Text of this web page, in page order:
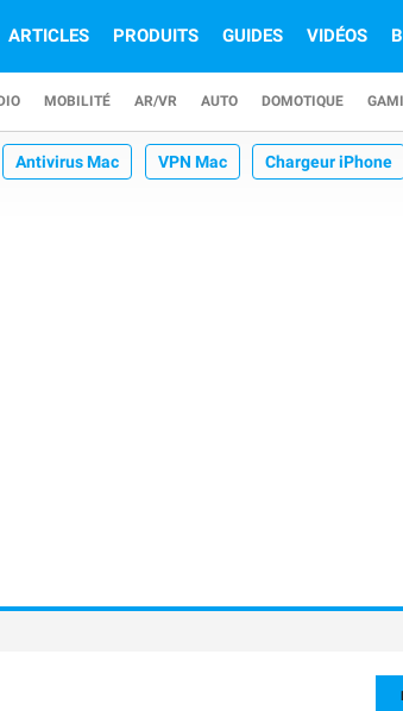
ARTICLES PRODUITS GUIDES VIDÉOS
MOBILITÉ AR/VR AUTO DOMOTIQUE
Antivirus Mac VPN Mac Chargeur iPhone